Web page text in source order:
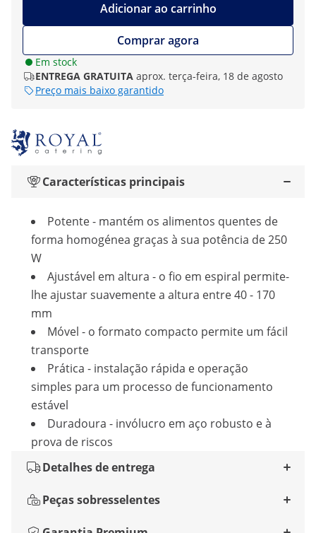
Adicionar ao carrinho
Comprar agora
Em stock
ENTREGA GRATUITA aprox. terça-feira, 18 de agosto
Preço mais baixo garantido
Características principais
Potente - mantém os alimentos quentes de
forma homogénea graças à sua potência de 250
W
Ajustável em altura - o fio em espiral permite-
lhe ajustar suavemente a altura entre 40 - 170
mm
Móvel - o formato compacto permite um fácil
transporte
Prática - instalação rápida e operação
simples para um processo de funcionamento
estável
Duradoura - invólucro em aço robusto e à
prova de riscos
Detalhes de entrega
Peças sobresselentes